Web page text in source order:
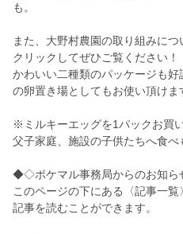
も。
また、大野村農園の取り組みに
クリックしてぜひご覧ください！
かわいい二種類のパッケージも
の卵置き場としてもお使い頂けま
※ミルキーエッグを1パックお買
父子家庭、施設の子供たちへ食
◆◇ポケマル事務局からのお知
このページの下にある〈記事一
記事を読むことができます。